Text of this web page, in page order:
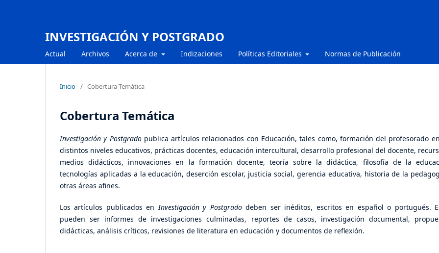
INVESTIGACIÓN Y POSTGRADO
Actual Archivos Acerca de Indizaciones Políticas Editoriales Normas de Publicación
Inicio / Cobertura Temática
Cobertura Temática
Investigación y Postgradopublica artículos relacionados con Educación, tales como, formación del profesorado
distintos niveles educativos, prácticas docentes, educación intercultural, desarrollo profesional del docente,
medios didácticos, innovaciones en la formación docente, teoría sobre la didáctica, filosofía de la
tecnologías aplicadas a la educación, deserción escolar, justicia social, gerencia educativa, historia de la
otras áreas afines.
Los artículos publicados enInvestigación y Postgradodeben ser inéditos, escritos en español o portugués.
pueden ser informes de investigaciones culminadas, reportes de casos, investigación documental,
didácticas, análisis críticos, revisiones de literatura en educación y documentos de reflexión.